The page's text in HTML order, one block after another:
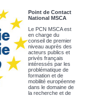
Point de Contact
National MSCA
Le PCN MSCA est
en charge du
conseil de premier
niveau auprès des
acteurs publics et
privés français
intéressés par les
problématique de
formation et de
mobilité européenne
dans le domaine de
la recherche et de